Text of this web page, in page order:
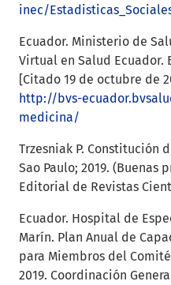
inec/Estadisticas_Sociales/
Ecuador. Ministerio de
Virtual en Salud Ecuador.
[Citado 19 de octubre de
http://bvs-
medicina/
Trzesniak P. Constitución
Sao Paulo; 2019. (Buenas
Editorial de Revistas
Ecuador. Hospital de
Marín. Plan Anual de
para Miembros del
2019. Coordinación